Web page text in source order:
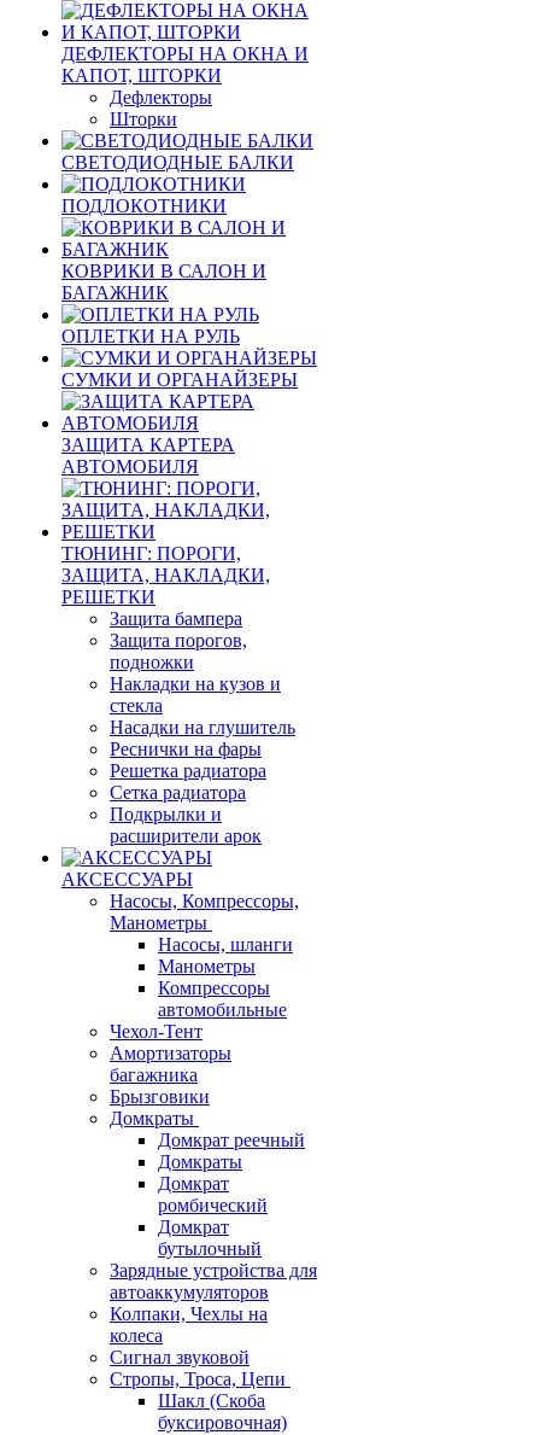
ДЕФЛЕКТОРЫ НА ОКНА И
КАПОТ, ШТОРКИ
Дефлекторы
Шторки
СВЕТОДИОДНЫЕ БАЛКИ
ПОДЛОКОТНИКИ
КОВРИКИ В САЛОН И
БАГАЖНИК
ОПЛЕТКИ НА РУЛЬ
СУМКИ И ОРГАНАЙЗЕРЫ
ЗАЩИТА КАРТЕРА
АВТОМОБИЛЯ
ТЮНИНГ: ПОРОГИ,
ЗАЩИТА, НАКЛАДКИ,
РЕШЕТКИ
Защита бампера
Защита порогов,
подножки
Накладки на кузов и
стекла
Насадки на глушитель
Реснички на фары
Решетка радиатора
Сетка радиатора
Подкрылки и
расширители арок
АКСЕССУАРЫ
Насосы, Компрессоры,
Манометры
Насосы, шланги
Манометры
Компрессоры
автомобильные
Чехол-Тент
Амортизаторы
багажника
Брызговики
Домкраты
Домкрат реечный
Домкраты
Домкрат
ромбический
Домкрат
бутылочный
Зарядные устройства для
автоаккумуляторов
Колпаки, Чехлы на
колеса
Сигнал звуковой
Стропы, Троса, Цепи
Шакл (Скоба
буксировочная)